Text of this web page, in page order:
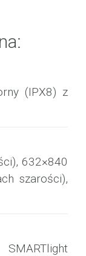
(IPX8) z
632×840
szarości),